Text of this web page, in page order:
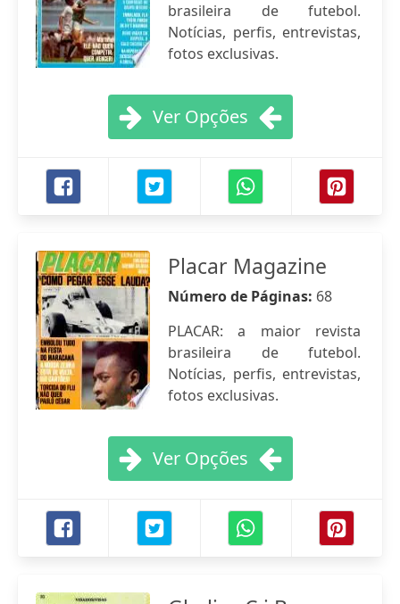
brasileira de futebol.
Notícias, perfis, entrevistas,
fotos exclusivas.
Ver Opções
Placar Magazine
Número de Páginas: 68
PLACAR: a maior revista
brasileira de futebol.
Notícias, perfis, entrevistas,
fotos exclusivas.
Ver Opções